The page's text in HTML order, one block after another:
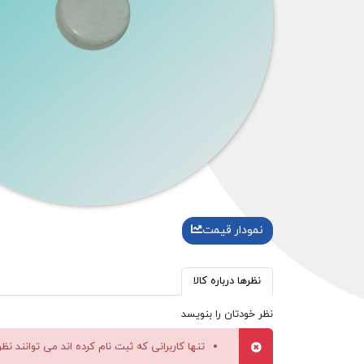
نمودار قیمت
نظرها درباره کالا
نظر خودتان را بنویسد
تنها کاربرانی که ثبت نام کرده اند می توانند